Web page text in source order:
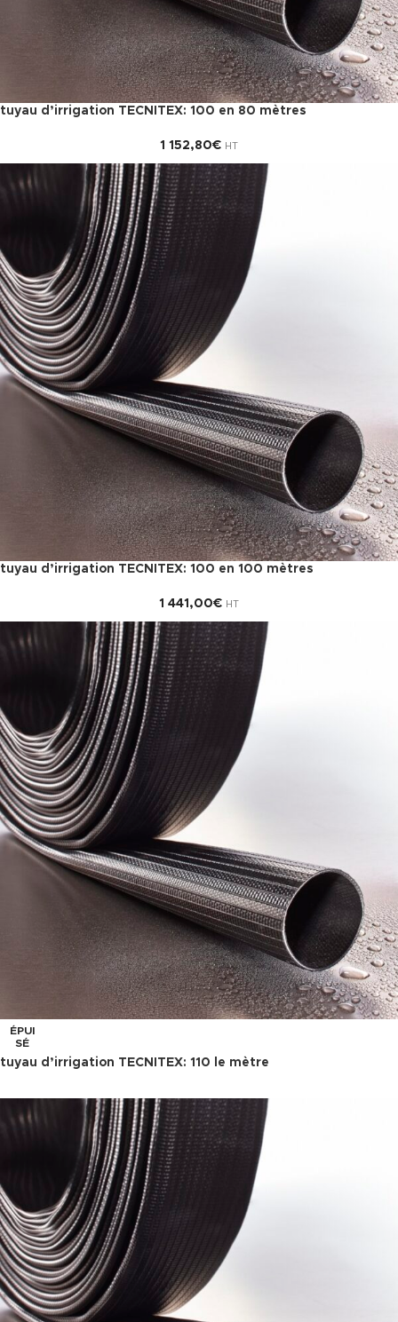
tuyau d’irrigation TECNITEX: 100 en 80 mètres
1 152,80€ HT
tuyau d’irrigation TECNITEX: 100 en 100 mètres
1 441,00€ HT
ÉPUI
SÉ
tuyau d’irrigation TECNITEX: 110 le mètre